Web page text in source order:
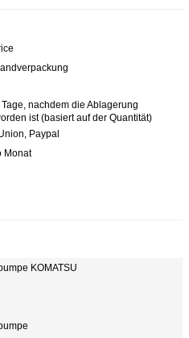
nachdem die Ablagerung
ist (basiert auf der Quantität)
Paypal
Monat
KOMATSU